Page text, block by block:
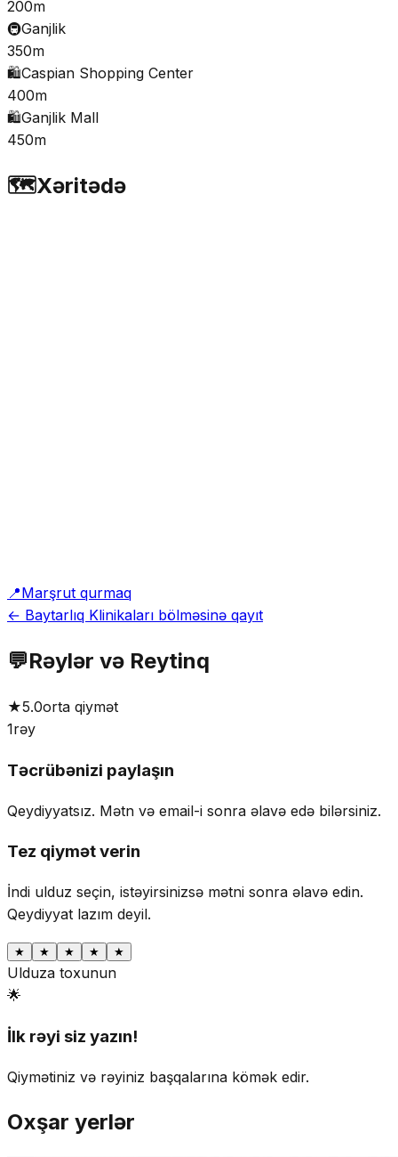
200m
🚇Ganjlik
350m
🛍️Caspian Shopping Center
400m
🛍️Ganjlik Mall
450m
🗺️Xəritədə
📍Marşrut qurmaq
← Baytarlıq Klinikaları bölməsinə qayıt
💬Rəylər və Reytinq
★5.0orta qiymət
1rəy
Təcrübənizi paylaşın
Qeydiyyatsız. Mətn və email-i sonra əlavə edə bilərsiniz.
Tez qiymət verin
İndi ulduz seçin, istəyirsinizsə mətni sonra əlavə edin.
Qeydiyyat lazım deyil.
★ ★ ★ ★ ★
Ulduza toxunun
🌟
İlk rəyi siz yazın!
Qiymətiniz və rəyiniz başqalarına kömək edir.
Oxşar yerlər